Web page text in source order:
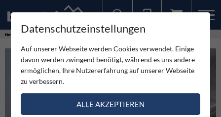
News The South African Route - 5.12c/7b+ 1200m
Datenschutzeinstellungen
Auf unserer Webseite werden Cookies verwendet. Einige
davon werden zwingend benötigt, während es uns andere
ermöglichen, Ihre Nutzererfahrung auf unserer Webseite
zu verbessern.
ALLE AKZEPTIEREN